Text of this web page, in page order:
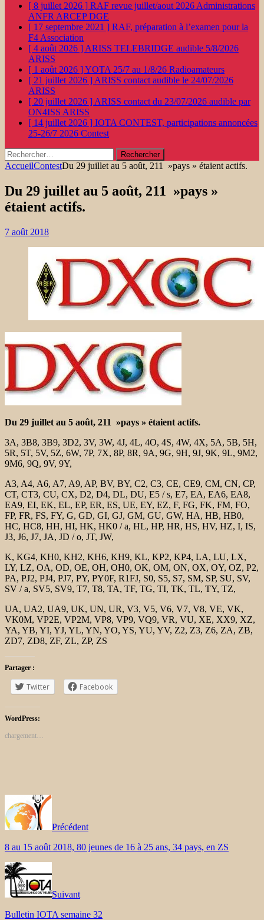
[ 8 juillet 2026 ] RAF revue juillet/aout 2026 Administrations
ANFR ARCEP DGE
[ 17 septembre 2021 ] RAF, préparation à l’examen pour la
F4 Association
[ 4 août 2026 ] ARISS TELEBRIDGE audible 5/8/2026
ARISS
[ 1 août 2026 ]YOTA 25/7 au 1/8/26 Radioamateurs
[ 21 juillet 2026 ] ARISS contact audible le 24/07/2026
ARISS
[ 20 juillet 2026 ] ARISS contact du 23/07/2026 audible par
ON4ISS ARISS
[ 14 juillet 2026 ] IOTA CONTEST, participations annoncées
25-26/7 2026 Contest
Rechercher :
AccueilContestDu 29 juillet au 5 août, 211 »pays » étaient actifs.
Du 29 juillet au 5 août, 211 »pays »
étaient actifs.
7 août 2018
Du 29 juillet au 5 août, 211 »pays » étaient actifs.
3A, 3B8, 3B9, 3D2, 3V, 3W, 4J, 4L, 4O, 4S, 4W, 4X, 5A, 5B, 5H,
5R, 5T, 5V, 5Z, 6W, 7P, 7X, 8P, 8R, 9A, 9G, 9H, 9J, 9K, 9L, 9M2,
9M6, 9Q, 9V, 9Y,
A3, A4, A6, A7, A9, AP, BV, BY, C2, C3, CE, CE9, CM, CN, CP,
CT, CT3, CU, CX, D2, D4, DL, DU, E5 / s, E7, EA, EA6, EA8,
EA9, EI, EK, EL, EP, ER, ES, UE, EY, EZ, F, FG, FK, FM, FO,
FP, FR, FS, FY, G, GD, GI, GJ, GM, GU, GW, HA, HB, HB0,
HC, HC8, HH, HI, HK, HK0 / a, HL, HP, HR, HS, HV, HZ, I, IS,
J3, J6, J7, JA, JD / o, JT, JW,
K, KG4, KH0, KH2, KH6, KH9, KL, KP2, KP4, LA, LU, LX,
LY, LZ, OA, OD, OE, OH, OH0, OK, OM, ON, OX, OY, OZ, P2,
PA, PJ2, PJ4, PJ7, PY, PY0F, R1FJ, S0, S5, S7, SM, SP, SU, SV,
SV / a, SV5, SV9, T7, T8, TA, TF, TG, TI, TK, TL, TY, TZ,
UA, UA2, UA9, UK, UN, UR, V3, V5, V6, V7, V8, VE, VK,
VK0M, VP2E, VP2M, VP8, VP9, ​​VQ9, VR, VU, XE, XX9, XZ,
YA, YB, YI, YJ, YL, YN, YO, YS, YU, YV, Z2, Z3, Z6, ZA, ZB,
ZD7, ZD8, ZF, ZL, ZP, ZS
Partager :
Twitter Facebook
WordPress:
chargement…
Précédent
8 au 15 août 2018, 80 jeunes de 16 à 25 ans, 34 pays, en ZS
Suivant
Bulletin IOTA semaine 32